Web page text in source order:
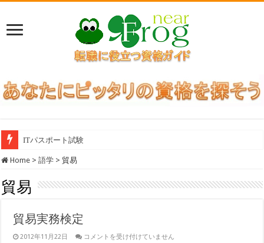
ITパスポート試験
Home > 語学 > 貿易
貿易
貿易実務検定
2012年11月22日
貿
コメントを受け付けていません